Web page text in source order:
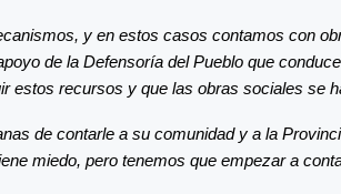
y en estos casos contamos con
de la Defensoría del Pueblo que
estos recursos y que las obras sociales se
de contarle a su comunidad y a la
miedo, pero tenemos que empezar a